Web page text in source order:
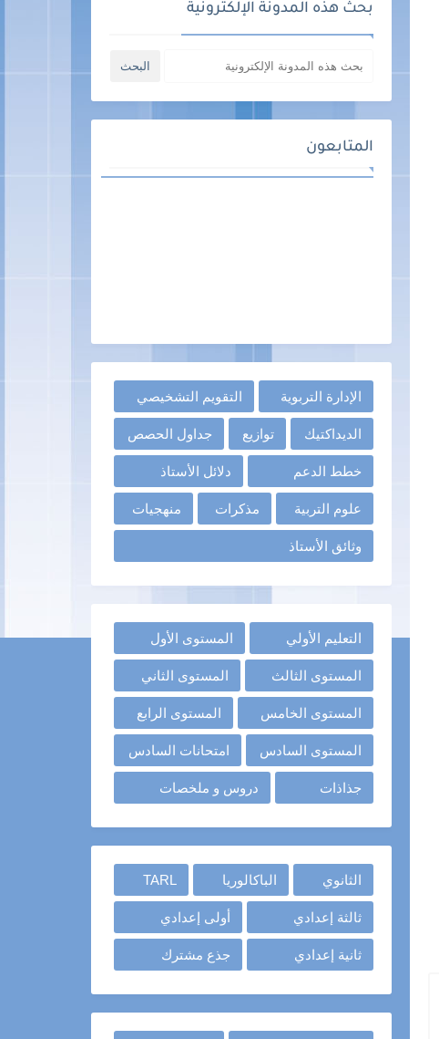
بحث هذه المدونة الإلكترونية
المتابعون
الإدارة التربوية التقويم التشخيصي
الديداكتيك توازيع جداول الحصص
خطط الدعم دلائل الأستاذ
علوم التربية مذكرات منهجيات
وثائق الأستاذ
التعليم الأولي المستوى الأول
المستوى الثالث المستوى الثاني
المستوى الخامس المستوى الرابع
المستوى السادس امتحانات السادس
جذاذات دروس و ملخصات
الثانوي الباكالوريا TARL
ثالثة إعدادي أولى إعدادي
ثانية إعدادي جذع مشترك